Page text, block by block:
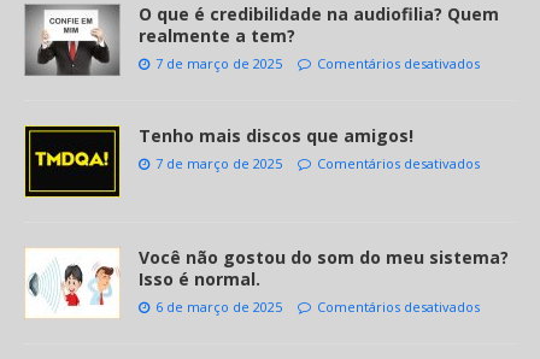
O que é credibilidade na audiofilia? Quem
realmente a tem?
7 de março de 2025 Comentários desativados
Tenho mais discos que amigos!
7 de março de 2025 Comentários desativados
Você não gostou do som do meu sistema?
Isso é normal.
6 de março de 2025 Comentários desativados